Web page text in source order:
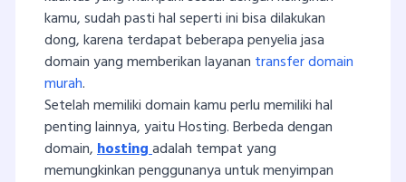
kamu, sudah pasti hal seperti ini bisa dilakukan
dong, karena terdapat beberapa penyelia jasa
domain yang memberikan layanan transfer domain
murah.
Setelah memiliki domain kamu perlu memiliki hal
penting lainnya, yaitu Hosting. Berbeda dengan
domain,hostingadalah tempat yang
memungkinkan penggunanya untuk menyimpan